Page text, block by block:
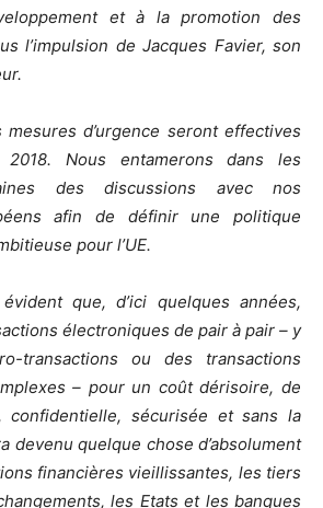
et à la promotion des
l’impulsion de Jacques Favier, son
mesures d’urgence seront effectives
Nous entamerons dans les
des discussions avec nos
afin de définir une politique
pour l’UE.
que, d’ici quelques années,
électroniques de pair à pair – y
transactions ou des transactions
– pour un coût dérisoire, de
confidentielle, sécurisée et sans la
devenu quelque chose d’absolument
financières vieillissantes, les tiers
les Etats et les banques